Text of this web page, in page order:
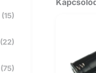
(15)
(22)
(75)